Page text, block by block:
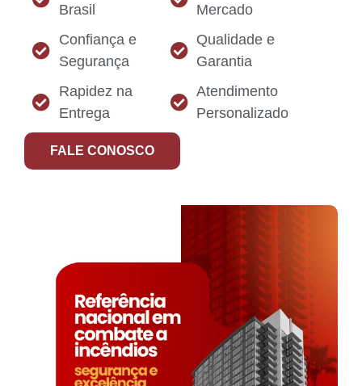
Brasil
Confiança e
Segurança
Rapidez na
Entrega
Mercado
Qualidade e
Garantia
Atendimento
Personalizado
FALE CONOSCO